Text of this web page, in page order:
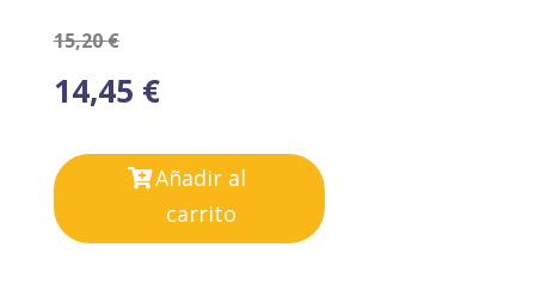
15,20€
14,45 €
Añadir al
carrito